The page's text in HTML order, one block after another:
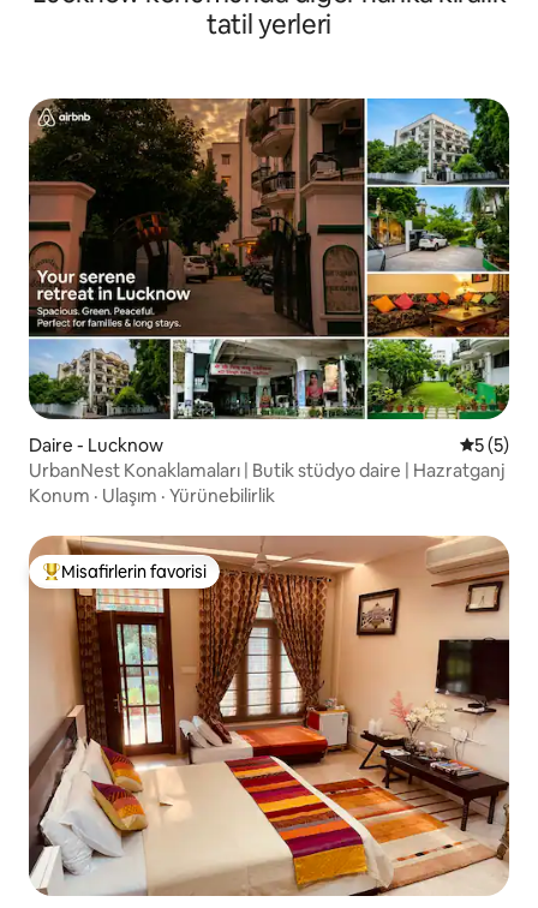
tatil yerleri
Daire - Lucknow 55 (5)
UrbanNest Konaklamaları | Butik stüdyo daire | Hazratganj
Konum · Ulaşım · Yürünebilirlik
Misafirlerin favorilerinden en beğenilenler arasında
Misafirlerin favorisi